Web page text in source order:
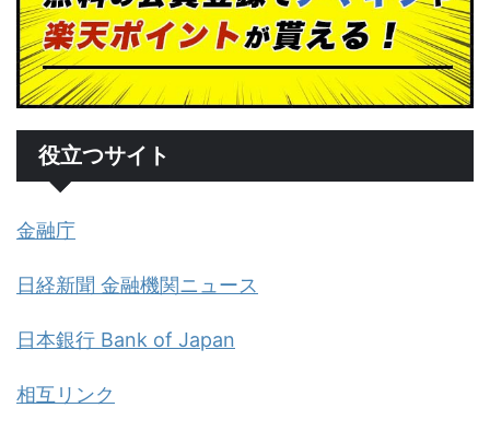
役立つサイト
金融庁
日経新聞 金融機関ニュース
日本銀行 Bank of Japan
相互リンク